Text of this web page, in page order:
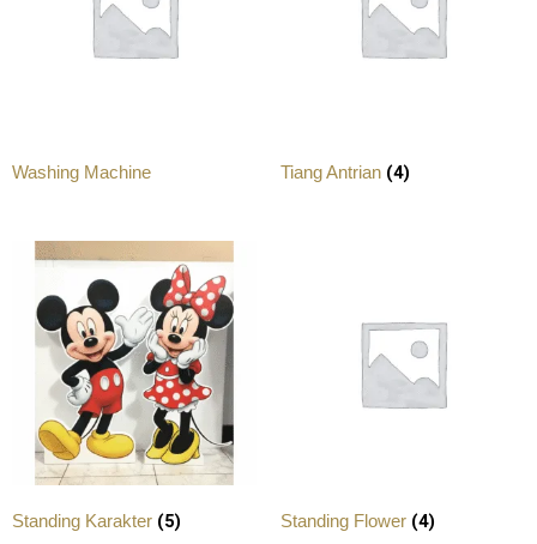
Washing Machine Tiang Antrian (4)
Standing Karakter (5) Standing Flower (4)